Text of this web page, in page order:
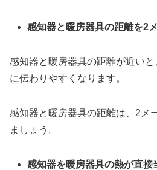
感知器と暖房器具の距離を2
感知器と暖房器具の距離が近い
に伝わりやすくなります。
感知器と暖房器具の距離は、2メ
ましょう。
感知器を暖房器具の熱が直接